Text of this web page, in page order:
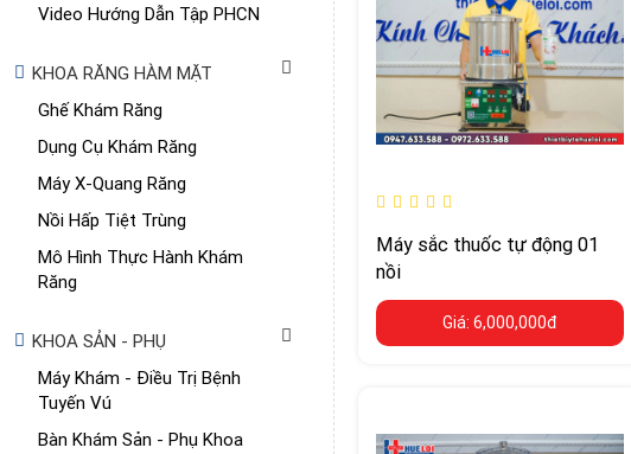
Video Hướng Dẫn Tập PHCN
KHOA RĂNG HÀM MẶT
Ghế Khám Răng
Dụng Cụ Khám Răng
Máy X-Quang Răng
Nồi Hấp Tiệt Trùng
Mô Hình Thực Hành Khám
Răng
KHOA SẢN - PHỤ
Máy Khám - Điều Trị Bệnh
Tuyến Vú
Bàn Khám Sản - Phụ Khoa
Máy sắc thuốc tự động 01
nồi
Giá: 6,000,000đ